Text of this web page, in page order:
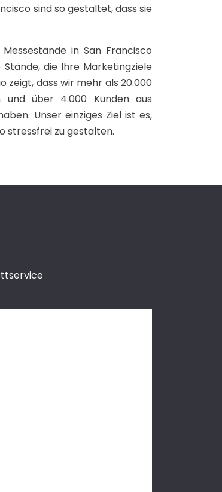
sind so gestaltet, dass sie
in San Francisco
die Ihre Marketingziele
zeigt, dass wir mehr als 20.000
über 4.000 Kunden aus
Unser einziges Ziel ist es,
stressfrei zu gestalten.